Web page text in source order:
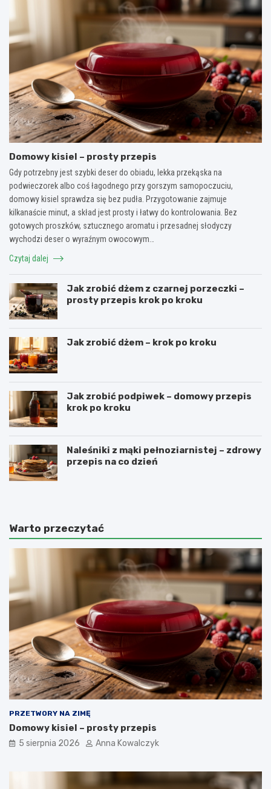
Domowy kisiel – prosty przepis
Gdy potrzebny jest szybki deser do obiadu, lekka przekąska na
podwieczorek albo coś łagodnego przy gorszym samopoczuciu,
domowy kisiel sprawdza się bez pudła. Przygotowanie zajmuje
kilkanaście minut, a skład jest prosty i łatwy do kontrolowania. Bez
gotowych proszków, sztucznego aromatu i przesadnej słodyczy
wychodzi deser o wyraźnym owocowym…
Czytaj dalej
Jak zrobić dżem z czarnej porzeczki –
prosty przepis krok po kroku
Jak zrobić dżem – krok po kroku
Jak zrobić podpiwek – domowy przepis
krok po kroku
Naleśniki z mąki pełnoziarnistej – zdrowy
przepis na co dzień
Warto przeczytać
PRZETWORY NA ZIMĘ
Domowy kisiel – prosty przepis
5 sierpnia 2026 Anna Kowalczyk